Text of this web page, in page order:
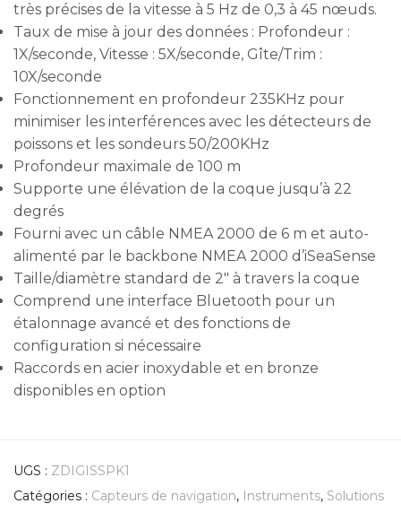
très précises de la vitesse à 5 Hz de 0,3 à 45 nœuds.
Taux de mise à jour des données : Profondeur :
1X/seconde, Vitesse : 5X/seconde, Gîte/Trim :
10X/seconde
Fonctionnement en profondeur 235KHz pour
minimiser les interférences avec les détecteurs de
poissons et les sondeurs 50/200KHz
Profondeur maximale de 100 m
Supporte une élévation de la coque jusqu’à 22
degrés
Fourni avec un câble NMEA 2000 de 6 m et auto-
alimenté par le backbone NMEA 2000 d’iSeaSense
Taille/diamètre standard de 2″ à travers la coque
Comprend une interface Bluetooth pour un
étalonnage avancé et des fonctions de
configuration si nécessaire
Raccords en acier inoxydable et en bronze
disponibles en option
UGS : ZDIGISSPK1
Catégories : Capteurs de navigation, Instruments, Solutions